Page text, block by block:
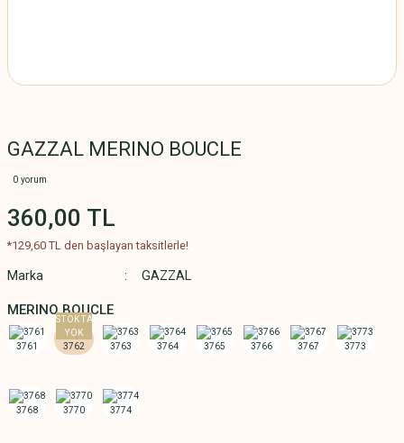
GAZZAL MERINO BOUCLE
0 yorum
360,00 TL
*129,60 TL den başlayan taksitlerle!
Marka GAZZAL
MERINO BOUCLE